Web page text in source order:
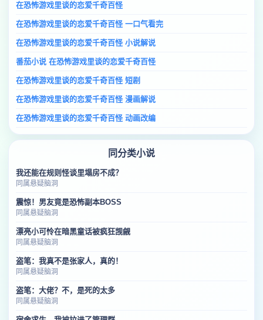
在恐怖游戏里谈的恋爱千奇百怪
在恐怖游戏里谈的恋爱千奇百怪 一口气看完
在恐怖游戏里谈的恋爱千奇百怪 小说解说
番茄小说 在恐怖游戏里谈的恋爱千奇百怪
在恐怖游戏里谈的恋爱千奇百怪 短剧
在恐怖游戏里谈的恋爱千奇百怪 漫画解说
在恐怖游戏里谈的恋爱千奇百怪 动画改编
同分类小说
我还能在规则怪谈里塌房不成？
同属悬疑脑洞
震惊！男友竟是恐怖副本BOSS
同属悬疑脑洞
漂亮小可怜在暗黑童话被疯狂觊觎
同属悬疑脑洞
盗笔：我真不是张家人，真的！
同属悬疑脑洞
盗笔：大佬？不，是死的太多
同属悬疑脑洞